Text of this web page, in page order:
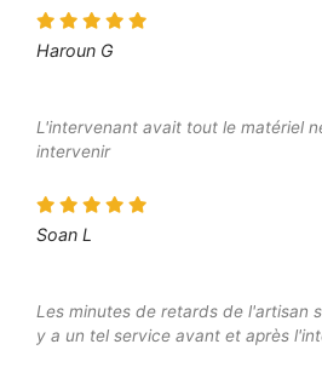
Haroun G
L'intervenant avait tout le matériel
intervenir
Soan L
Les minutes de retards de l'artisan
y a un tel service avant et après